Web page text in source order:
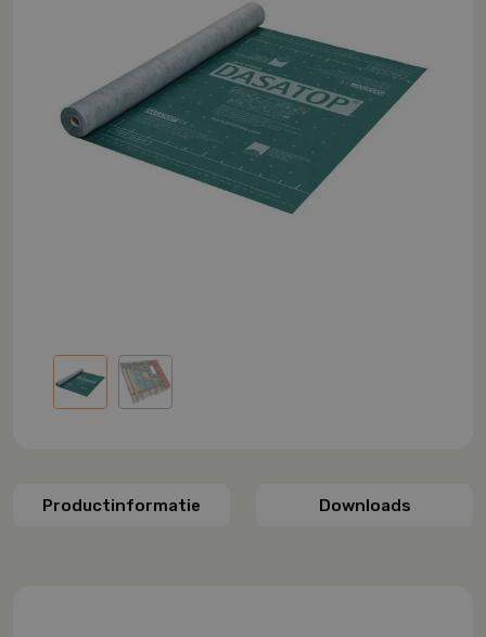
Productinformatie Downloads